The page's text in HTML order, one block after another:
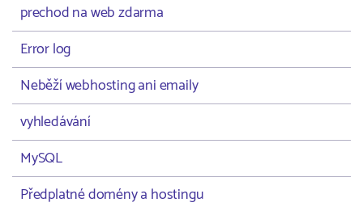
prechod na web zdarma
Error log
Neběží webhosting ani emaily
vyhledávání
MySQL
Předplatné domény a hostingu